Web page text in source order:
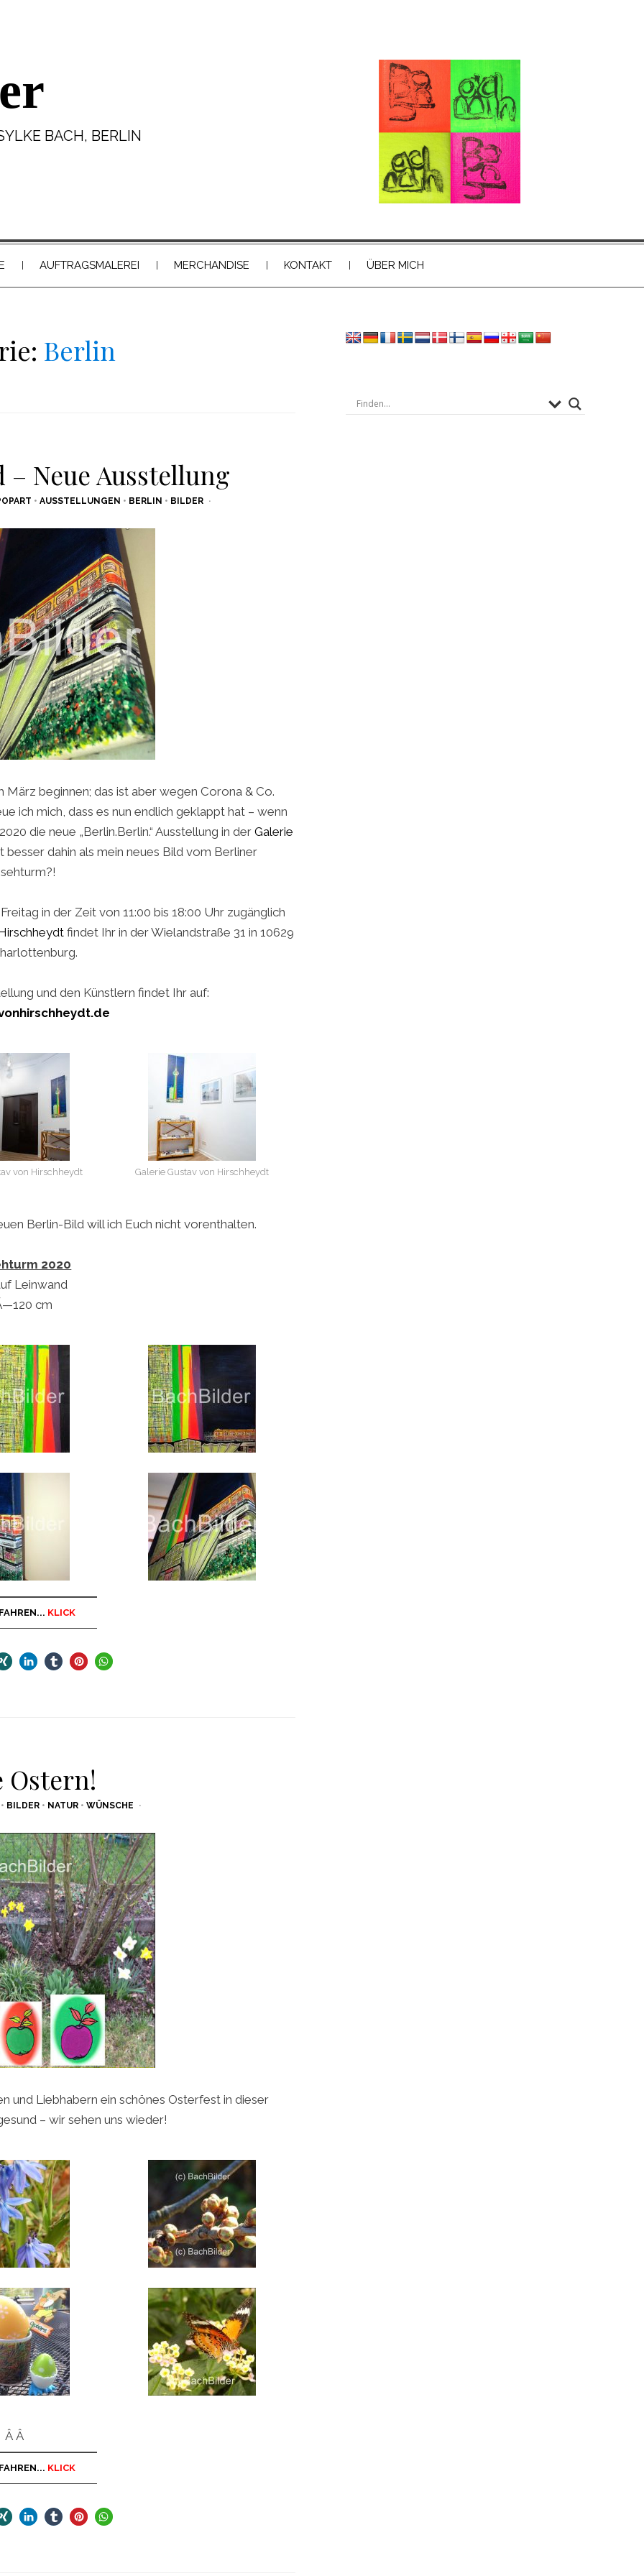
BACH, BERLIN
AUFTRAGSMALEREI MERCHANDISE KONTAKT ÜBER MICH
Berlin
Neue Ausstellung
•AUSSTELLUNGEN • BERLIN • BILDER
beginnen; das ist aber wegen Corona & Co.
ich mich, dass es nun endlich geklappt hat – wenn
die neue „Berlin.Berlin.“ Ausstellung in der Galerie
dahin als mein neues Bild vom Berliner
in der Zeit von 11:00 bis 18:00 Uhr zugänglich
findet Ihr in der Wielandstraße 31 in 10629
und den Künstlern findet Ihr auf:
von Hirschheydt Galerie Gustav von Hirschheydt
Berlin-Bild will ich Euch nicht vorenthalten.
2020
Leinwand
cm
KLICK
Ostern!
BILDER • NATUR •WÜNSCHE
und Liebhabern ein schönes Osterfest in dieser
– wir sehen uns wieder!
Â Â
KLICK